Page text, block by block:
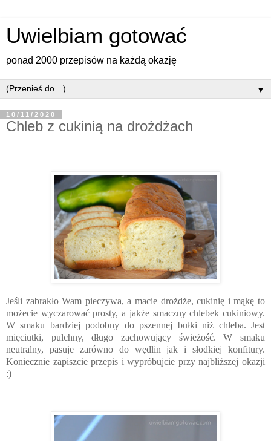
Uwielbiam gotować
ponad 2000 przepisów na każdą okazję
▼
10/11/2020
Chleb z cukinią na drożdżach
Jeśli zabrakło Wam pieczywa, a macie drożdże, cukinię i mąkę to
możecie wyczarować prosty, a jakże smaczny chlebek cukiniowy.
W smaku bardziej podobny do pszennej bułki niż chleba. Jest
mięciutki, pulchny, długo zachowujący świeżość. W smaku
neutralny, pasuje zarówno do wędlin jak i słodkiej konfitury.
Koniecznie zapiszcie przepis i wypróbujcie przy najbliższej okazji
:)